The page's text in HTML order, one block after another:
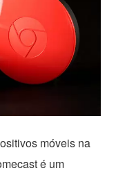
móveis na
é um